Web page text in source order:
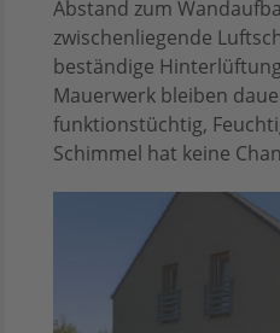
Abstand zum
zwischenliegende
beständige
Mauerwerk bleiben
funktionstüchtig,
Schimmel hat keine